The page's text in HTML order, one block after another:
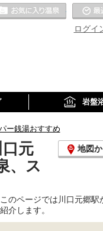
ログイ
お気に入
岩盤
ー銭湯おすすめ
元
、ス
地図
のページでは川口元郷駅
介します。